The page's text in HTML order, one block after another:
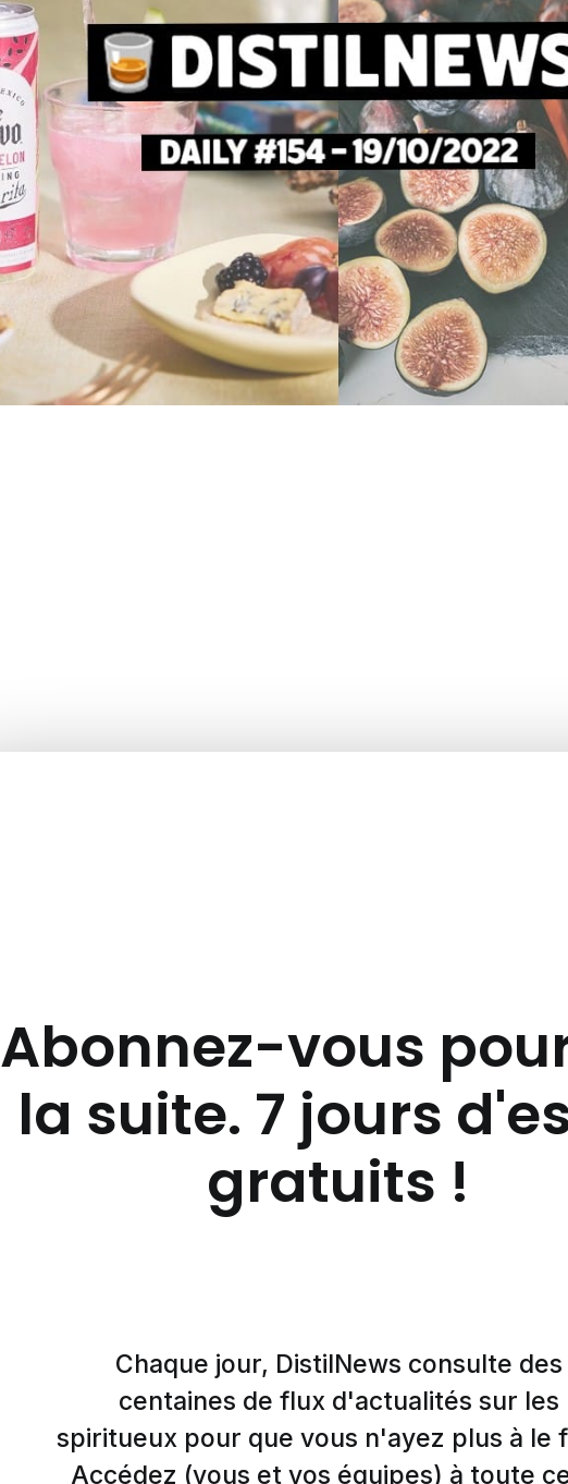
Abonnez-vous
la suite. 7 jours
gratuits !
Chaque jour, DistilNews consulte des
centaines de flux d'actualités sur les
spiritueux pour que vous n'ayez plus à le
Accédez (vous et vos équipes) à toute